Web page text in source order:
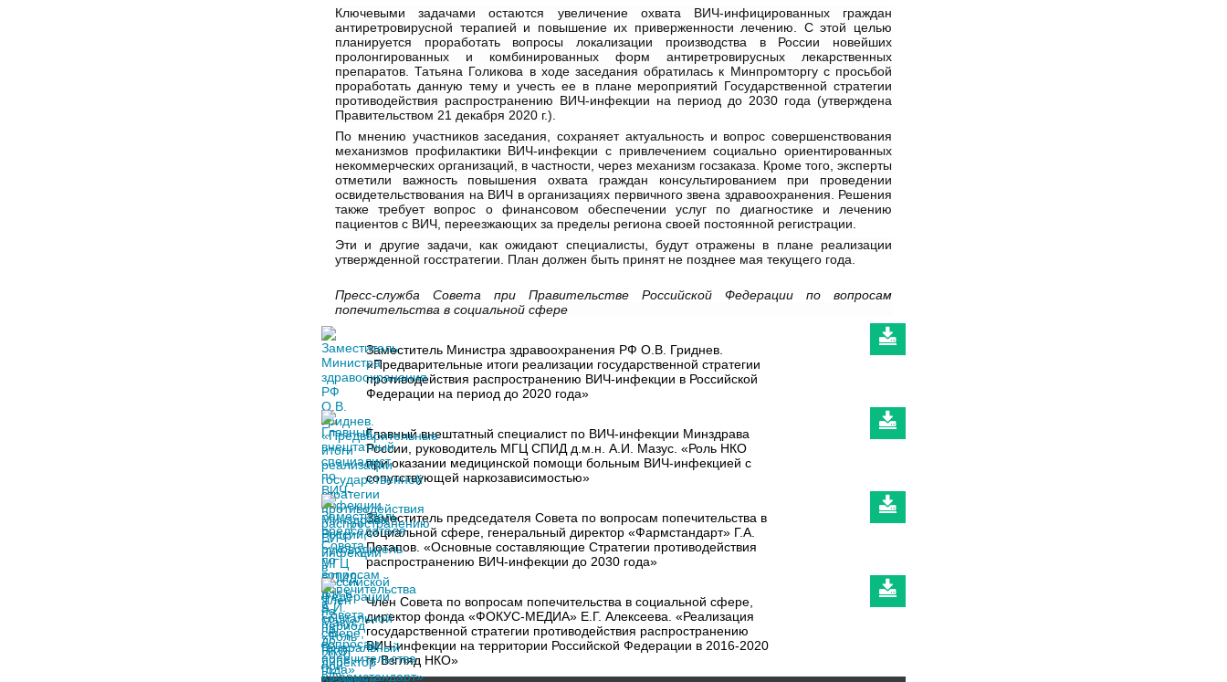
Ключевыми задачами остаются увеличение охвата ВИЧ-инфицированных граждан
антиретровирусной терапией и повышение их приверженности лечению. С этой целью
планируется проработать вопросы локализации производства в России новейших
пролонгированных и комбинированных форм антиретровирусных лекарственных
препаратов. Татьяна Голикова в ходе заседания обратилась к Минпромторгу с просьбой
проработать данную тему и учесть ее в плане мероприятий Государственной стратегии
противодействия распространению ВИЧ-инфекции на период до 2030 года (утверждена
Правительством 21 декабря 2020 г.).
По мнению участников заседания, сохраняет актуальность и вопрос совершенствования
механизмов профилактики ВИЧ-инфекции с привлечением социально ориентированных
некоммерческих организаций, в частности, через механизм госзаказа. Кроме того, эксперты
отметили важность повышения охвата граждан консультированием при проведении
освидетельствования на ВИЧ в организациях первичного звена здравоохранения. Решения
также требует вопрос о финансовом обеспечении услуг по диагностике и лечению
пациентов с ВИЧ, переезжающих за пределы региона своей постоянной регистрации.
Эти и другие задачи, как ожидают специалисты, будут отражены в плане реализации
утвержденной госстратегии. План должен быть принят не позднее мая текущего года.
Пресс-служба Совета при Правительстве Российской Федерации по вопросам
попечительства в социальной сфере
Заместитель Министра здравоохранения РФ О.В. Гриднев.
«Предварительные итоги реализации государственной стратегии
противодействия распространению ВИЧ-инфекции в Российской
Федерации на период до 2020 года»
Главный внештатный специалист по ВИЧ-инфекции Минздрава
России, руководитель МГЦ СПИД д.м.н. А.И. Мазус. «Роль НКО
при оказании медицинской помощи больным ВИЧ-инфекцией с
сопутствующей наркозависимостью»
Заместитель председателя Совета по вопросам попечительства в
социальной сфере, генеральный директор «Фармстандарт» Г.А.
Потапов. «Основные составляющие Стратегии противодействия
распространению ВИЧ-инфекции до 2030 года»
Член Совета по вопросам попечительства в социальной сфере,
директор фонда «ФОКУС-МЕДИА» Е.Г. Алексеева. «Реализация
государственной стратегии противодействия распространению
ВИЧ-инфекции на территории Российской Федерации в 2016-2020
гг. Взгляд НКО»